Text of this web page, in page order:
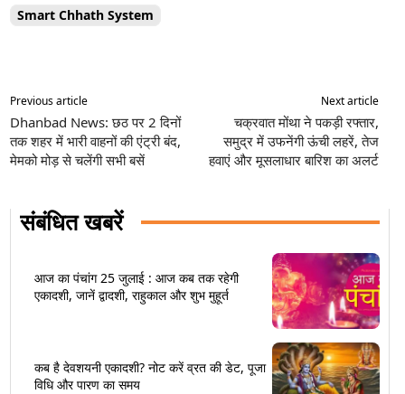
Smart Chhath System
Previous article
Dhanbad News: छठ पर 2 दिनों
तक शहर में भारी वाहनों की एंट्री बंद,
मेमको मोड़ से चलेंगी सभी बसें
Next article
चक्रवात मोंथा ने पकड़ी रफ्तार,
समुद्र में उफनेंगी ऊंची लहरें, तेज
हवाएं और मूसलाधार बारिश का अलर्ट
संबंधित खबरें
आज का पंचांग 25 जुलाई : आज कब तक रहेगी
एकादशी, जानें द्वादशी, राहुकाल और शुभ मुहूर्त
कब है देवशयनी एकादशी? नोट करें व्रत की डेट, पूजा
विधि और पारण का समय